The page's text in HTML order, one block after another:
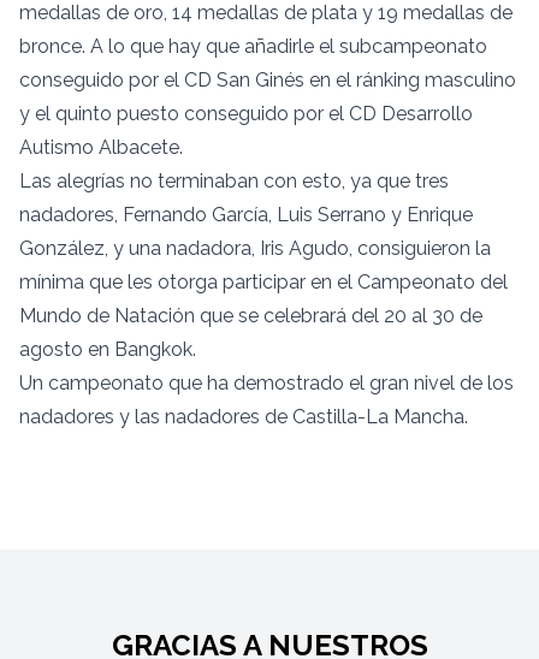
medallas de oro, 14 medallas de plata y 19 medallas de
bronce. A lo que hay que añadirle el subcampeonato
conseguido por el CD San Ginés en el ránking masculino
y el quinto puesto conseguido por el CD Desarrollo
Autismo Albacete.
Las alegrías no terminaban con esto, ya que tres
nadadores, Fernando García, Luis Serrano y Enrique
González, y una nadadora, Iris Agudo, consiguieron la
mínima que les otorga participar en el Campeonato del
Mundo de Natación que se celebrará del 20 al 30 de
agosto en Bangkok.
Un campeonato que ha demostrado el gran nivel de los
nadadores y las nadadores de Castilla-La Mancha.
GRACIAS A NUESTROS